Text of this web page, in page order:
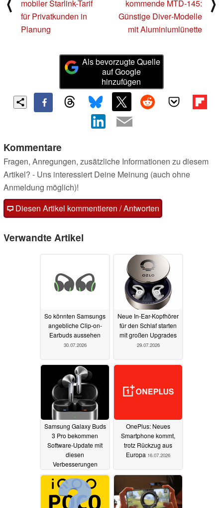
mobiler Starlink-Tarif
für Privatkunden in
Planung
kommende MTD‑145:
Günstige Diver‑Modelle
mit Aluminiumlünette
Als bevorzugte Quelle
auf Google
hinzufügen
Kommentare
Fragen, Anregungen, zusätzliche Informationen zu diesem
Artikel? - Uns interessiert Deine Meinung (auch ohne
Anmeldung möglich)!
Diesen Artikel kommentieren / Antworten
Verwandte Artikel
So könnten Samsungs
angebliche Clip-on-
Earbuds aussehen
30.07.2026
Neue In-Ear-Kopfhörer
für den Schlaf starten
mit großen Upgrades
29.07.2026
Samsung Galaxy Buds
3 Pro bekommen
Software-Update mit
diesen
Verbesserungen
16.07.2026
OnePlus: Neues
Smartphone kommt,
trotz Rückzug aus
Europa 16.07.2026